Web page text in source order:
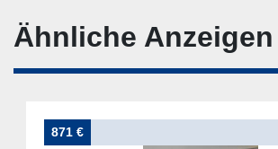
Ähnliche Anzeigen
871 €